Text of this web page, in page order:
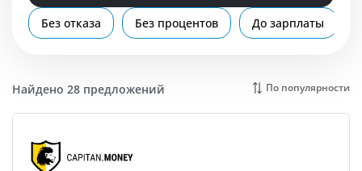
Без отказа Без процентов До зарплаты
Найдено 28 предложений По популярности